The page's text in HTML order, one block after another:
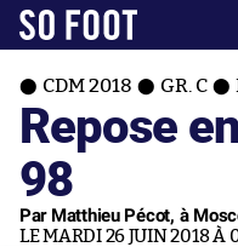
CDM 2018 GR. C
Repose
98
Par Matthieu Pécot, à
LE MARDI 26 JUIN 2018 À